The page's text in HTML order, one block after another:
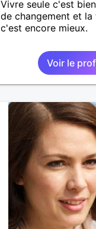
Vivre seule c'est
de changement et la
c'est encore mieux.
Voir le